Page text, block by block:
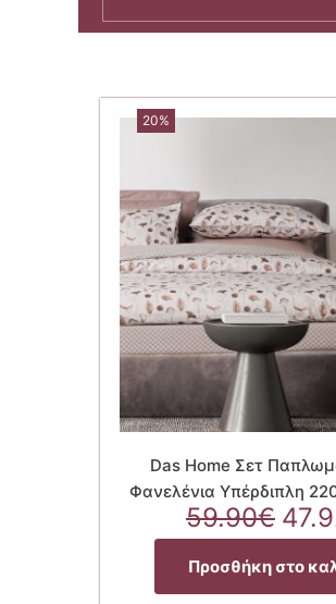
20%
Das Home Σετ
Φανελένια Υπέρδιπλη
59.90€
Προσθήκη στο